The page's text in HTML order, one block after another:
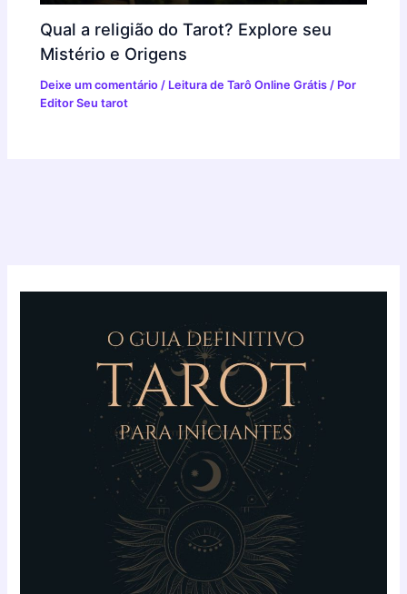
Qual a religião do Tarot? Explore seu
Mistério e Origens
Deixe um comentário / Leitura de Tarô Online Grátis / Por
Editor Seu tarot